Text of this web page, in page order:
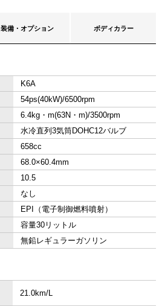
装備・オプション ボディカラー
K6A
54ps(40kW)/6500rpm
6.4kg・m(63N・m)/3500rpm
水冷直列3気筒DOHC12バルブ
658cc
68.0×60.4mm
10.5
なし
EPI（電子制御燃料噴射）
容量30リットル
無鉛レギュラーガソリン
21.0km/L